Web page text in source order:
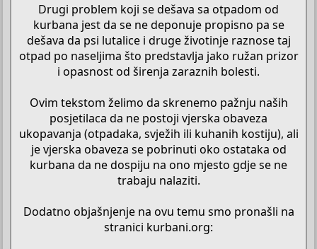
Drugi problem koji se dešava sa otpadom od
kurbana jest da se ne deponuje propisno pa se
dešava da psi lutalice i druge životinje raznose taj
otpad po naseljima što predstavlja jako ružan prizor
i opasnost od širenja zaraznih bolesti.
Ovim tekstom želimo da skrenemo pažnju naših
posjetilaca da ne postoji vjerska obaveza
ukopavanja (otpadaka, svježih ili kuhanih kostiju), ali
je vjerska obaveza se pobrinuti oko ostataka od
kurbana da ne dospiju na ono mjesto gdje se ne
trabaju nalaziti.
Dodatno objašnjenje na ovu temu smo pronašli na
stranici kurbani.org: